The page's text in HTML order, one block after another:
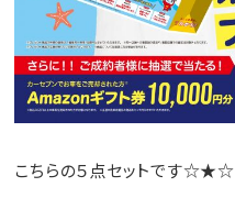
こちらの５点セットです☆★☆